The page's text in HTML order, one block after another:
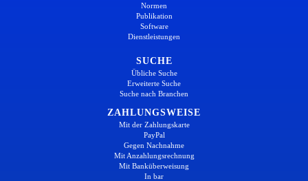
Normen
Publikation
Software
Dienstleistungen
SUCHE
Übliche Suche
Erweiterte Suche
Suche nach Branchen
ZAHLUNGSWEISE
Mit der Zahlungskarte
PayPal
Gegen Nachnahme
Mit Anzahlungsrechnung
Mit Banküberweisung
In bar